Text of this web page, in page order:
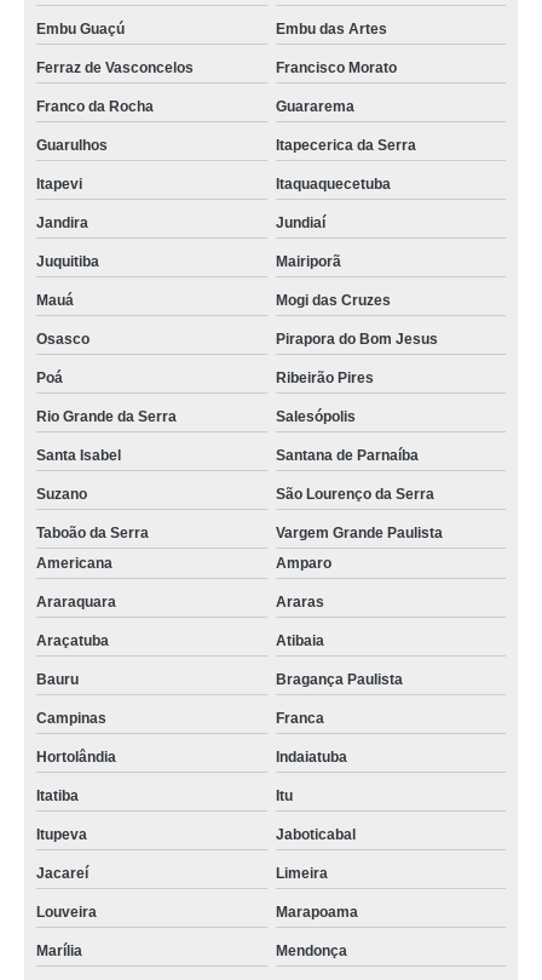
Embu Guaçú Embu das Artes
Ferraz de Vasconcelos Francisco Morato
Franco da Rocha Guararema
Guarulhos Itapecerica da Serra
Itapevi Itaquaquecetuba
Jandira Jundiaí
Juquitiba Mairiporã
Mauá Mogi das Cruzes
Osasco Pirapora do Bom Jesus
Poá Ribeirão Pires
Rio Grande da Serra Salesópolis
Santa Isabel Santana de Parnaíba
Suzano São Lourenço da Serra
Taboão da Serra
Vargem Grande Paulista
Americana
Amparo
Araraquara Araras
Araçatuba Atibaia
Bauru Bragança Paulista
Campinas Franca
Hortolândia Indaiatuba
Itatiba Itu
Itupeva Jaboticabal
Jacareí Limeira
Louveira Marapoama
Marília Mendonça